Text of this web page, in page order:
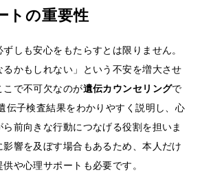
トの重要性
しも安心をもたらすとは限りません。
かもしれない」という不安を増大させ
こで不可欠なのが遺伝カウンセリングで
伝子検査結果をわかりやすく説明し、心
前向きな行動につなげる役割を担いま
響を及ぼす場合もあるため、本人だけ
や心理サポートも必要です。